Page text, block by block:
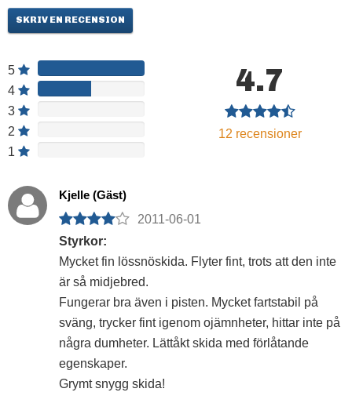
SKRIV EN RECENSION
5
4
3
2
1
4.7
12 recensioner
Kjelle (Gäst)
2011-06-01
Styrkor:
Mycket fin lössnöskida. Flyter fint, trots att den inte
är så midjebred.
Fungerar bra även i pisten. Mycket fartstabil på
sväng, trycker fint igenom ojämnheter, hittar inte på
några dumheter. Lättåkt skida med förlåtande
egenskaper.
Grymt snygg skida!